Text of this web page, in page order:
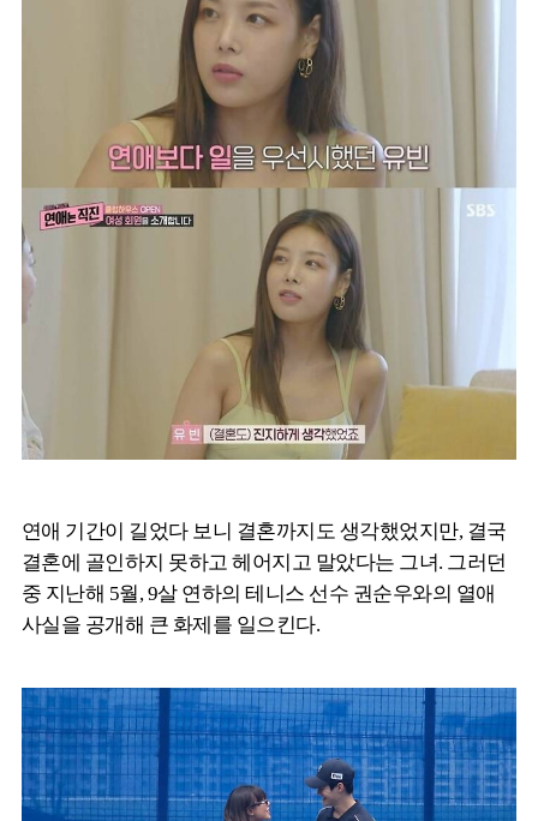
연애 기간이 길었다 보니 결혼까지도 생각했었지만, 결국
결혼에 골인하지 못하고 헤어지고 말았다는 그녀. 그러던
중 지난해 5월, 9살 연하의 테니스 선수 권순우와의 열애
사실을 공개해 큰 화제를 일으킨다.